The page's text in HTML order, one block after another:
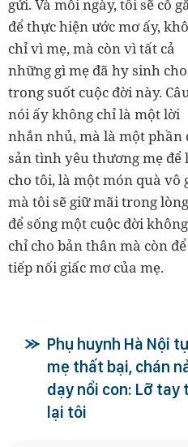
gửi. Và mỗi ngày, tôi sẽ cố
để thực hiện ước mơ ấy,
chỉ vì mẹ, mà còn vì tất cả
những gì mẹ đã hy sinh
trong suốt cuộc đời này. Câu
nói ấy không chỉ là một lời
nhắn nhủ, mà là một phần
sản tình yêu thương mẹ để
cho tôi, là một món quà vô
mà tôi sẽ giữ mãi trong
để sống một cuộc đời không
chỉ cho bản thân mà còn để
tiếp nối giấc mơ của mẹ.
Phụ huynh Hà Nội
mẹ thất bại, chán
dạy nổi con: Lỡ tay
lại tôi